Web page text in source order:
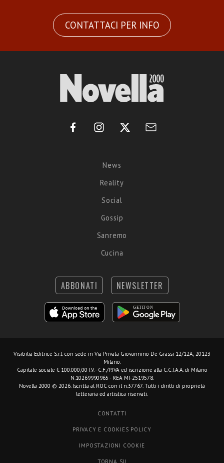
CONTATTACI PER INFO
News
Reality
Social
Gossip
Sanremo
Cucina
ABBONATI NEWSLETTER
Visibilia Editrice S.r.l. con sede in Via Privata Giovannino De Grassi 12/12A, 20123
Milano.
Capitale sociale € 100.000,00 I.V. - C.F./P.IVA ed iscrizione alla C.C.I.A.A. di Milano
N.10269990965 - REA MI-2519578.
Novella 2000 © 2026. Iscritta al ROC con il n.37767. Tutti i diritti di proprietà
letteraria ed artistica riservati.
CONTATTI
PRIVACY E COOKIES POLICY
IMPOSTAZIONI COOKIE
TORNA SU